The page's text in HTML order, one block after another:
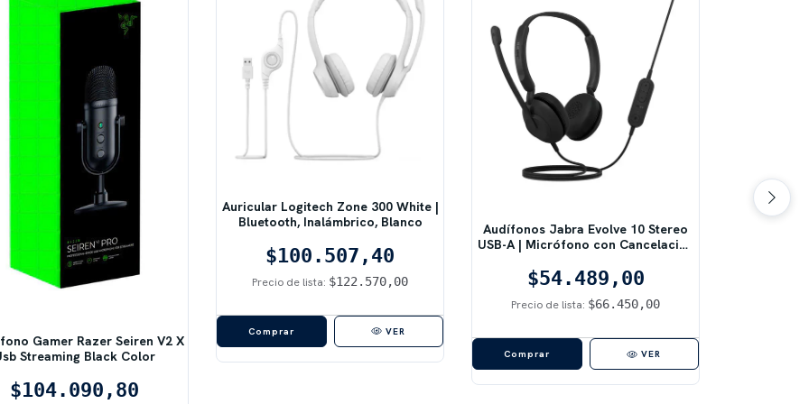
Gamer Razer Seiren V2 X
Streaming Black Color
$104.090,80
Auricular Logitech Zone 300 White |
Bluetooth, Inalámbrico, Blanco
$100.507,40
Precio de lista: $122.570,00
VER
Audífonos Jabra Evolve 10 Stereo
USB-A | Micrófono con Cancelación
$54.489,00
Precio de lista: $66.450,00
VER